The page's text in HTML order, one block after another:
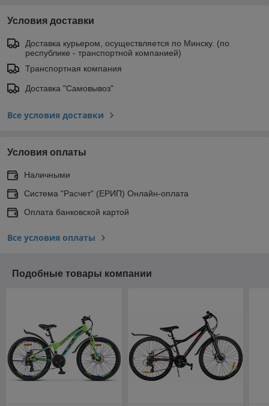
Условия доставки
Доставка курьером, осуществляется по Минску. (по
республике - транспортной компанией)
Транспортная компания
Доставка "Самовывоз"
Все условия доставки
Условия оплаты
Наличными
Система "Расчет" (ЕРИП) Онлайн-оплата
Оплата банковской картой
Все условия оплаты
Подобные товары компании